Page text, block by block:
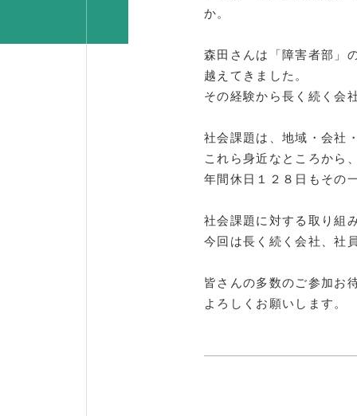
か。
森田さんは「障害者部」
越えてきました。
その経験から長く続く会
社会課題は、地域・会社
これら身近なところから
年間休日１２８日もその
社会課題に対する取り組
今回は長く続く会社、社
皆さんの多数のご参加お
よろしくお願いします。